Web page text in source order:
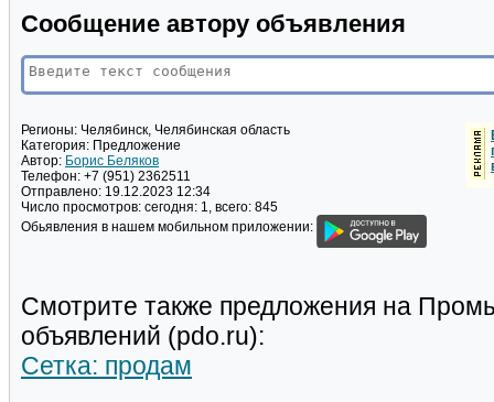
Сообщение автору объявления
Регионы: Челябинск, Челябинская область
Категория: Предложение
Автор: Борис Беляков
Телефон: +7 (951) 2362511
Отправлено: 19.12.2023 12:34
Число просмотров: сегодня: 1, всего: 845
Обьявления в нашем мобильном приложении:
Смотрите также предложения на
объявлений (pdo.ru):
Сетка: продам